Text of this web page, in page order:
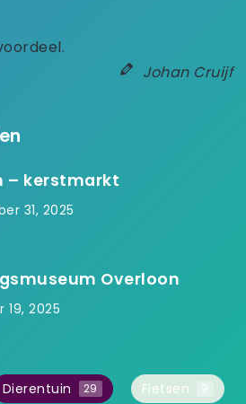
Johan Cruijf
– kerstmarkt
31, 2025
Overloon
19, 2025
Dierentuin 29 Fietsen 9